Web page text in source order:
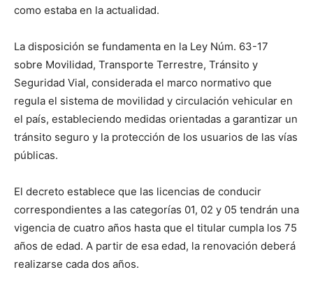
como estaba en la actualidad.
La disposición se fundamenta en la Ley Núm. 63-17
sobre Movilidad, Transporte Terrestre, Tránsito y
Seguridad Vial, considerada el marco normativo que
regula el sistema de movilidad y circulación vehicular en
el país, estableciendo medidas orientadas a garantizar un
tránsito seguro y la protección de los usuarios de las vías
públicas.
El decreto establece que las licencias de conducir
correspondientes a las categorías 01, 02 y 05 tendrán una
vigencia de cuatro años hasta que el titular cumpla los 75
años de edad. A partir de esa edad, la renovación deberá
realizarse cada dos años.